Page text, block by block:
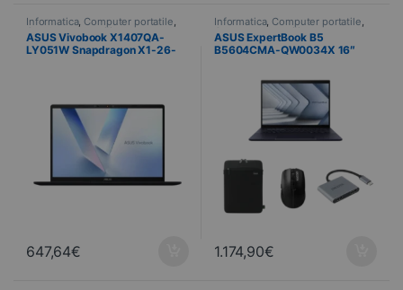
Informatica, Computer portatile
Computer portatili
ASUS Vivobook X1407QA-
LY051W Snapdragon X1-26-
647,64€
Informatica, Computer portatile
Computer portatili
ASUS ExpertBook B5
B5604CMA-QW0034X 16″
Windows 11 Pro
1.174,90€